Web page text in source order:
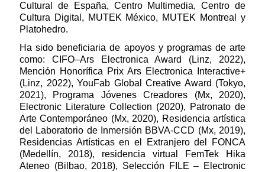
Cultural de España, Centro Multimedia, Centro de
Cultura Digital, MUTEK México, MUTEK Montreal y
Platohedro.
Ha sido beneficiaria de apoyos y programas de arte
como: CIFO–Ars Electronica Award (Linz, 2022),
Mención Honorífica Prix Ars Electronica Interactive+
(Linz, 2022), YouFab Global Creative Award (Tokyo,
2021), Programa Jóvenes Creadores (Mx, 2020),
Electronic Literature Collection (2020), Patronato de
Arte Contemporáneo (Mx, 2020), Residencia artística
del Laboratorio de Inmersión BBVA-CCD (Mx, 2019),
Residencias Artísticas en el Extranjero del FONCA
(Medellín, 2018), residencia virtual FemTek Hika
Ateneo (Bilbao, 2018), Selección FILE – Electronic